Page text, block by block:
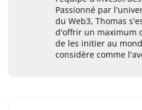
Passionné par
du Web3, Thomas
d'offrir un maximum
de les initier au
considère comme